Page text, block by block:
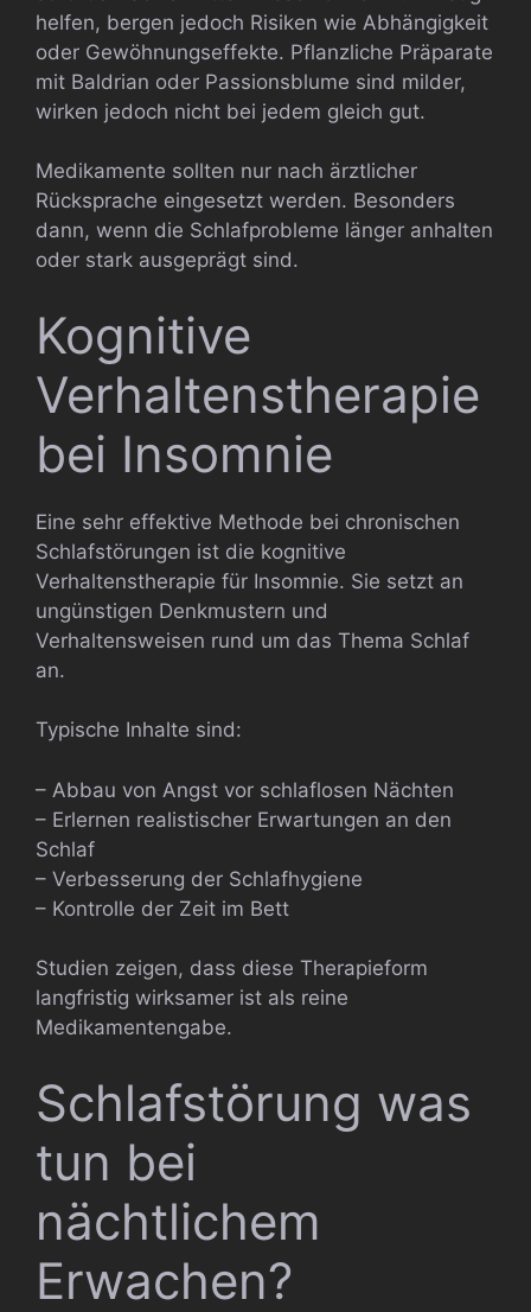
helfen, bergen jedoch Risiken wie Abhängigkeit
oder Gewöhnungseffekte. Pflanzliche Präparate
mit Baldrian oder Passionsblume sind milder,
wirken jedoch nicht bei jedem gleich gut.
Medikamente sollten nur nach ärztlicher
Rücksprache eingesetzt werden. Besonders
dann, wenn die Schlafprobleme länger anhalten
oder stark ausgeprägt sind.
Kognitive
Verhaltenstherapie
bei Insomnie
Eine sehr effektive Methode bei chronischen
Schlafstörungen ist die kognitive
Verhaltenstherapie für Insomnie. Sie setzt an
ungünstigen Denkmustern und
Verhaltensweisen rund um das Thema Schlaf
an.
Typische Inhalte sind:
– Abbau von Angst vor schlaflosen Nächten
– Erlernen realistischer Erwartungen an den
Schlaf
– Verbesserung der Schlafhygiene
– Kontrolle der Zeit im Bett
Studien zeigen, dass diese Therapieform
langfristig wirksamer ist als reine
Medikamentengabe.
Schlafstörung was
tun bei
nächtlichem
Erwachen?